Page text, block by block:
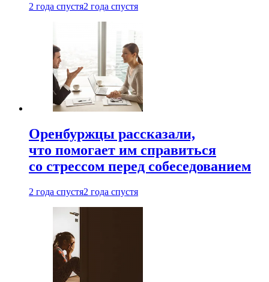
2 года спустя2 года спустя
Оренбуржцы рассказали,
что помогает им справиться
со стрессом перед собеседованием
2 года спустя2 года спустя